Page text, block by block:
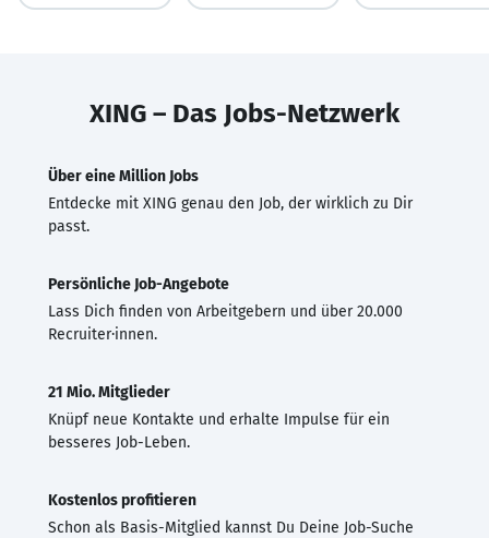
XING – Das Jobs-Netzwerk
Über eine Million Jobs
Entdecke mit XING genau den Job, der wirklich zu Dir
passt.
Persönliche Job-Angebote
Lass Dich finden von Arbeitgebern und über 20.000
Recruiter·innen.
21 Mio. Mitglieder
Knüpf neue Kontakte und erhalte Impulse für ein
besseres Job-Leben.
Kostenlos profitieren
Schon als Basis-Mitglied kannst Du Deine Job-Suche